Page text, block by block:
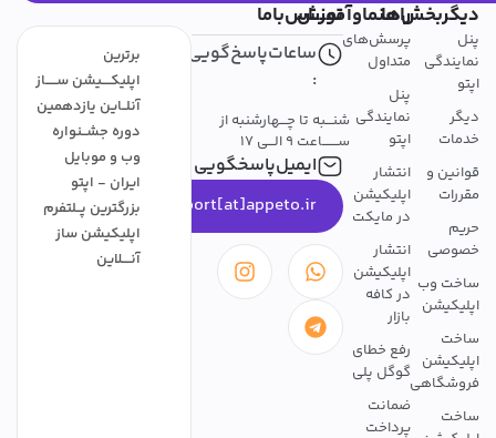
دیگربخش‌ها
پنل
نمایندگی
اپتو
دیگر
خدمات
قوانین و
مقررات
حریم
خصوصی
ساخت وب
اپلیکیشن
ساخت
اپلیکیشن
فروشگاهی
ساخت
راهنماوآموزش
پرسش‌های
متداول
پنل
نمایندگی
اپتو
انتشار
اپلیکیشن
در مایکت
انتشار
اپلیکیشن
در کافه
بازار
رفع خطای
گوگل پلی
ضمانت
پرداخت
تمــــاس‌باما
ساعات‌پاسخ‌گویی
:
شنـــبه تا چـــهارشنبه از
ســـــــاعت 9 الـــی 17
ایمیل‌پاسخگویی
support[at]appeto.ir
برترین
اپلیکــــیشن ســـــاز
آنلــاین یازدهمین
دوره جشــنواره
وب و موبایل
ایران - اپتو
بزرگترین پــلتفرم
اپلیکیشن ساز
آنــــلاین